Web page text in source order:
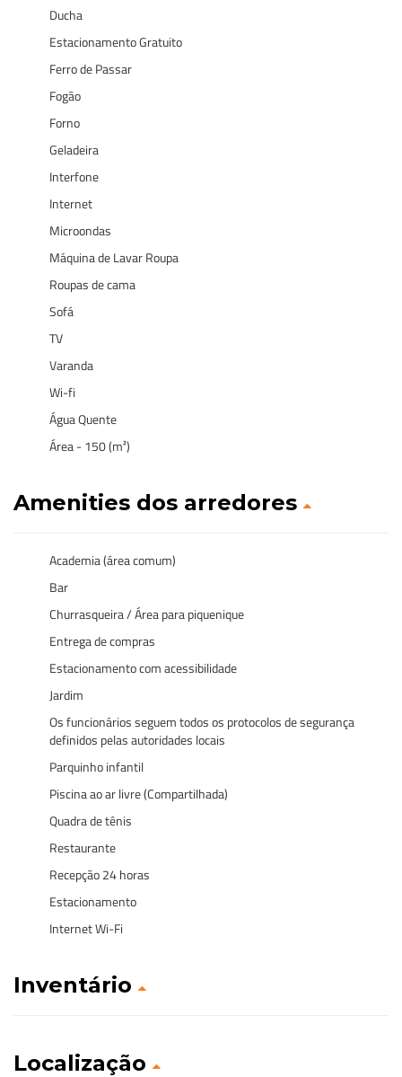
Ducha
Estacionamento Gratuito
Ferro de Passar
Fogão
Forno
Geladeira
Interfone
Internet
Microondas
Máquina de Lavar Roupa
Roupas de cama
Sofá
TV
Varanda
Wi-fi
Água Quente
Área - 150 (m²)
Amenities dos arredores
Academia (área comum)
Bar
Churrasqueira / Área para piquenique
Entrega de compras
Estacionamento com acessibilidade
Jardim
Os funcionários seguem todos os protocolos de segurança
definidos pelas autoridades locais
Parquinho infantil
Piscina ao ar livre (Compartilhada)
Quadra de tênis
Restaurante
Recepção 24 horas
Estacionamento
Internet Wi-Fi
Inventário
Localização